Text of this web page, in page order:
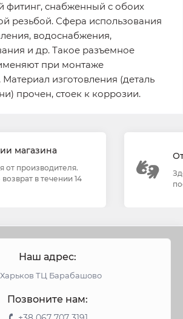
фитинг, снабженный с обоих
резьбой. Сфера использования
водоснабжения,
и др. Такое разъемное
при монтаже
изготовления (деталь
прочен, стоек к коррозии.
магазина
от производителя.
в течении 14
Наш адрес:
Харьков ТЦ Барабашово
Позвоните нам: